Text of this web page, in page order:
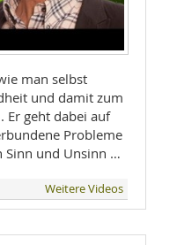
man selbst
und damit zum
Er geht dabei auf
Probleme
Sinn und Unsinn …
Weitere Videos